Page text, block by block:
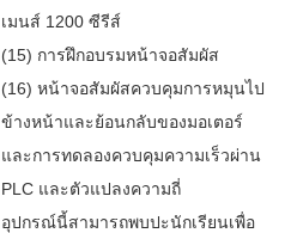
เมนส์ 1200 ซีรีส์
(15) การฝึกอบรมหน้าจอสัมผัส
(16) หน้าจอสัมผัสควบคุมการหมุนไป
ข้างหน้าและย้อนกลับของมอเตอร์
และการทดลองควบคุมความเร็วผ่าน
PLC และตัวแปลงความถี่
อุปกรณ์นี้สามารถพบปะนักเรียนเพื่อ